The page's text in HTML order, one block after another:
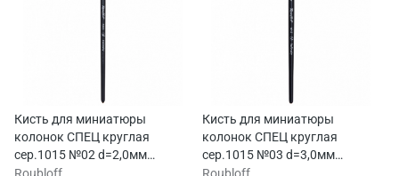
Кисть для миниатюры
колонок СПЕЦ круглая
сер.1015 №02 d=2,0мм
L=12мм ручка короткая
Roubloff
Кисть для миниатюры
колонок СПЕЦ круглая
сер.1015 №03 d=3,0мм
L=17мм ручка короткая
Roubloff